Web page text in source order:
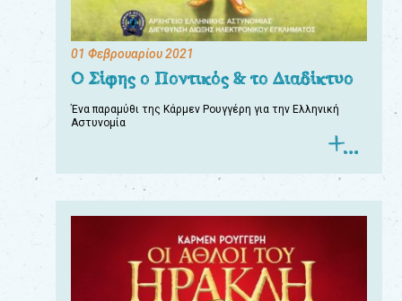
01 Φεβρουαρίου 2021
Ο Σίφης ο Ποντικός & το Διαδίκτυο
Ένα παραμύθι της Κάρμεν Ρουγγέρη για την Ελληνική
Αστυνομία